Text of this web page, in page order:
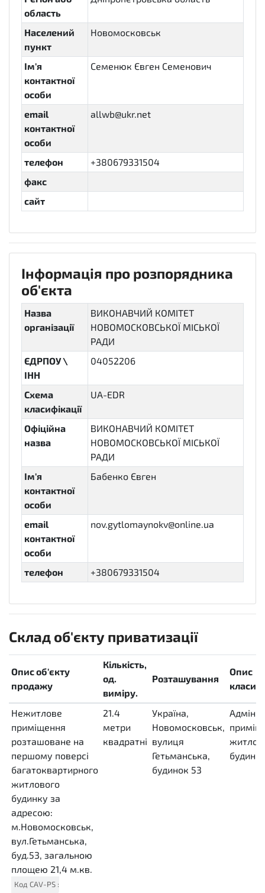
область
Населений
пункт
Новомосковськ
Ім'я
контактної
особи
Семенюк Євген Семенович
email
контактної
особи
allwb@ukr.net
телефон
+380679331504
факс
сайт
Інформація про розпорядника
об'єкта
Назва
організації
ВИКОНАВЧИЙ КОМІТЕТ
НОВОМОСКОВСЬКОЇ МІСЬКОЇ
РАДИ
ЄДРПОУ \
ІНН
04052206
Схема
класифікації
UA-EDR
Офіційна
назва
ВИКОНАВЧИЙ КОМІТЕТ
НОВОМОСКОВСЬКОЇ МІСЬКОЇ
РАДИ
Ім'я
контактної
особи
Бабенко Євген
email
контактної
особи
nov.gytlomaynokv@online.ua
телефон +380679331504
Склад об'єкту приватизації
Опис об'єкту
продажу
Кількість,
од.
виміру.
Розташування
Опис
Нежитлове
приміщення
розташоване на
першому поверсі
багатоквартирного
житлового
будинку за
адресою:
м.Новомосковськ,
вул.Гетьманська,
буд.53, загальною
площею 21,4 м.кв.
Код CAV-PS :
21.4
метри
квадратні
Україна,
Новомосковськ,
вулиця
Гетьманська,
будинок 53